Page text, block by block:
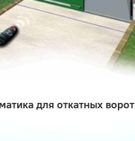
для откатных ворот